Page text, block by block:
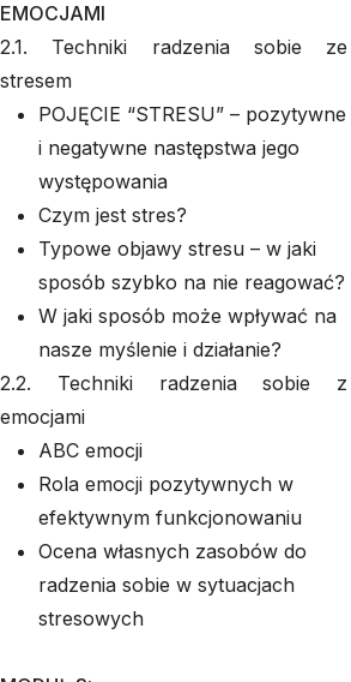
EMOCJAMI
2.1. Techniki radzenia sobie ze
stresem
POJĘCIE “STRESU” – pozytywne
i negatywne następstwa jego
występowania
Czym jest stres?
Typowe objawy stresu – w jaki
sposób szybko na nie reagować?
W jaki sposób może wpływać na
nasze myślenie i działanie?
2.2. Techniki radzenia sobie z
emocjami
ABC emocji
Rola emocji pozytywnych w
efektywnym funkcjonowaniu
Ocena własnych zasobów do
radzenia sobie w sytuacjach
stresowych